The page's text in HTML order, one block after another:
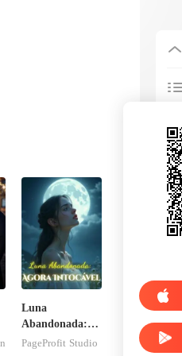
Luna
Abandonada:
Agora Intocável
PageProfit Studio